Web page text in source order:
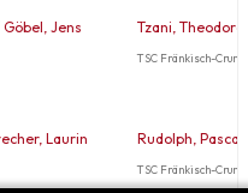
Göbel, Jens Tzani, Theodora
TSC Fränkisch-
Laurin Rudolph,
TSC Fränkisch-